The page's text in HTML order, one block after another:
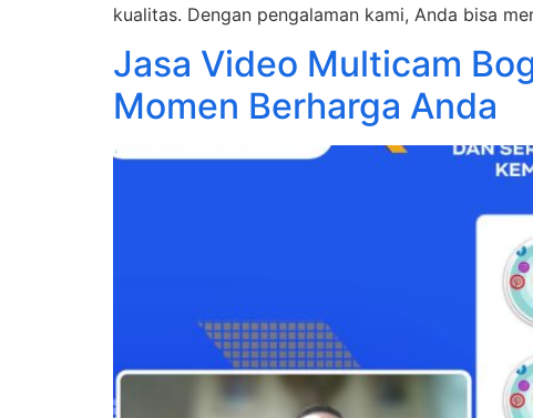
kualitas. Dengan pengalaman kami, Anda bisa
Jasa Video Multicam
Momen Berharga Anda